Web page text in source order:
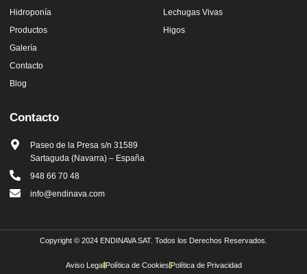
Hidroponía
Productos
Galería
Contacto
Blog
Lechugas Vivas
Higos
Contacto
Paseo de la Presa s/n 31589
Sartaguda (Navarra) – España
948 66 70 48
info@endinava.com
Copyright © 2024 ENDINAVA SAT. Todos los Derechos Reservados.
Aviso Legal Política de Cookies Política de Privacidad